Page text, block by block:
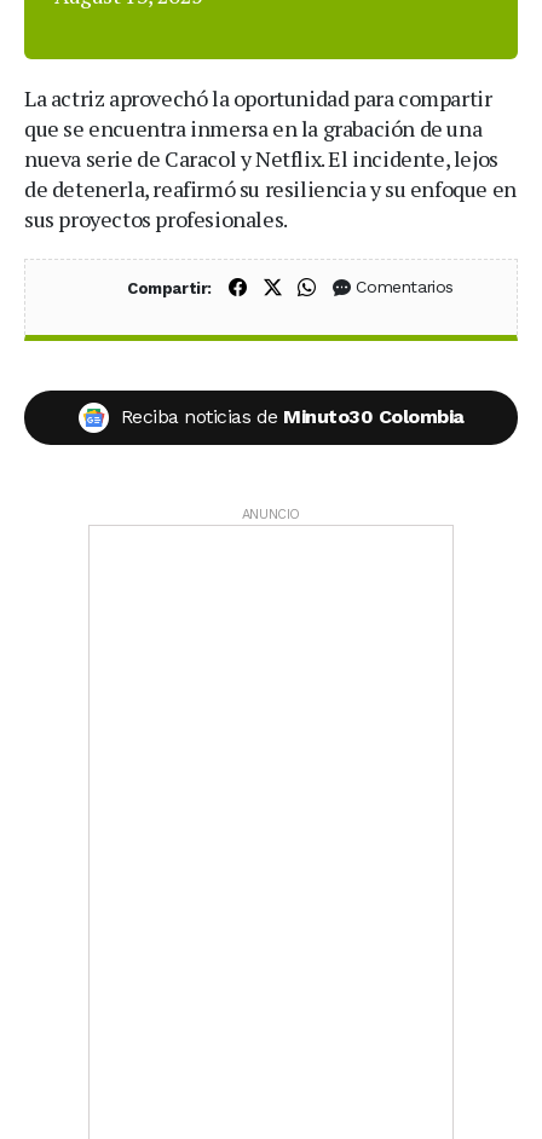
La actriz aprovechó la oportunidad para compartir
que se encuentra inmersa en la grabación de una
nueva serie de Caracol y Netflix. El incidente, lejos
de detenerla, reafirmó su resiliencia y su enfoque en
sus proyectos profesionales.
Compartir: Compartir en Facebook
Compartir en X (Twitter)
Compartir en WhatsApp
Comentarios
Reciba noticias de Minuto30 Colombia
ANUNCIO